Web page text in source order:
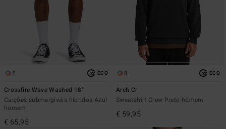
5 ECO
Crossfire Wave Washed 18"
Calções submergíveis híbridos Azul
homem
€ 65,95
8 ECO
Arch Cr
Sweatshirt Crew Preto homem
€ 59,95